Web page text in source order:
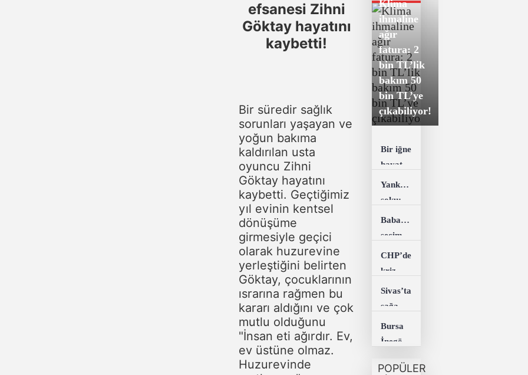
efsanesi Zihni
Göktay hayatını
kaybetti!
Bir süredir sağlık
sorunları yaşayan ve
yoğun bakıma
kaldırılan usta
oyuncu Zihni
Göktay hayatını
kaybetti. Geçtiğimiz
yıl evinin kentsel
dönüşüme
girmesiyle geçici
olarak huzurevine
yerleştiğini belirten
Göktay, çocuklarının
ısrarına rağmen bu
kararı aldığını ve çok
mutlu olduğunu
"İnsan eti ağırdır. Ev,
ev üstüne olmaz.
Huzurevinde
Klima
ihmaline
ağır
fatura: 2
bin TL’lik
bakım 50
bin TL’ye
çıkabiliyor!
Bir iğne
hayatını
kararttı!
Ayağını
hale
Yankesicilik
şoku:
14
yaşındaki
470 suç
var!
Babacan’dan
seçim
hamlesi!
Yeni
için
sürüyor...
CHP’de
kriz
büyüyor!
Karşılıklı
peş
peşe
geliyor...
Sivas’ta
sağanak
sonrası
ilginç
Yolları
Bursa
İnegöl'de
kırıldı,
POPÜLER